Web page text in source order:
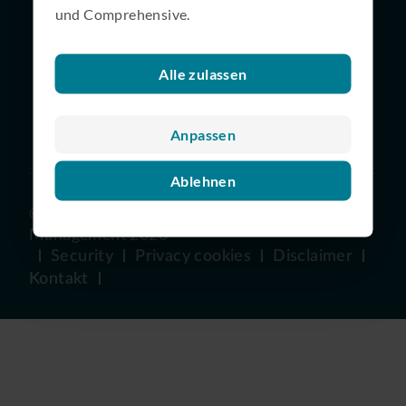
und Comprehensive.
Alle zulassen
Anpassen
Ablehnen
Fund library
Sustainable investment policies and
©
Management2026
Security Privacy cookies
Disclaimer
Kontakt